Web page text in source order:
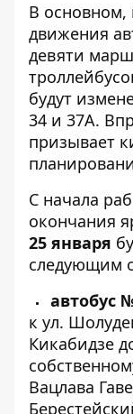
В основном,
движения
девяти
будут
34 и 37А.
призывает
С начала
окончания
25 января
следующим
автобус
к ул.
Кикабидзе
Вацлава